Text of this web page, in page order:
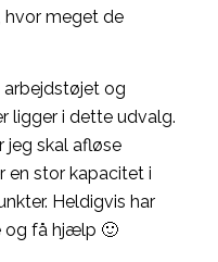
hvor meget de
og
ligger i dette udvalg.
jeg skal afløse
en stor kapacitet i
Heldigvis har
og få hjælp 🙂